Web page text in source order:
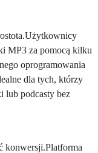
MP3 za pomocą kilku
oprogramowania
dla tych, którzy
lub podcasty bez
konwersji.Platforma